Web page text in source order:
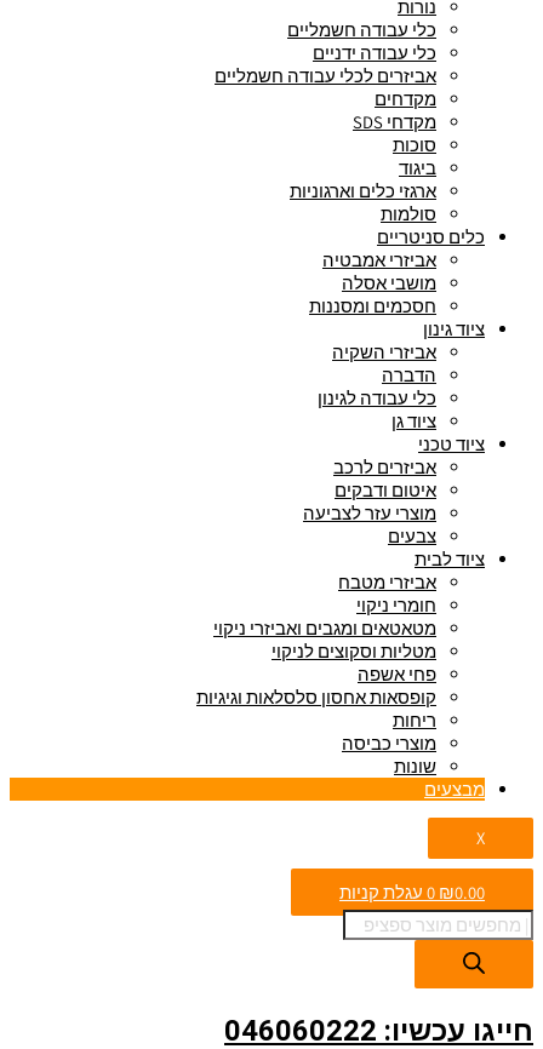
נורות
כלי עבודה חשמליים
כלי עבודה ידניים
אביזרים לכלי עבודה חשמליים
מקדחים
מקדחי SDS
סוכות
ביגוד
ארגזי כלים וארגוניות
סולמות
כלים סניטריים
אביזרי אמבטיה
מושבי אסלה
חסכמים ומסננות
ציוד גינון
אביזרי השקיה
הדברה
כלי עבודה לגינון
ציוד גן
ציוד טכני
אביזרים לרכב
איטום ודבקים
מוצרי עזר לצביעה
צבעים
ציוד לבית
אביזרי מטבח
חומרי ניקוי
מטאטאים ומגבים ואביזרי ניקוי
מטליות וסקוצים לניקוי
פחי אשפה
קופסאות אחסון סלסלאות וגיגיות
ריחות
מוצרי כביסה
שונות
מבצעים
X
₪0.00
0 עגלת קניות
חייגו עכשיו: 046060222